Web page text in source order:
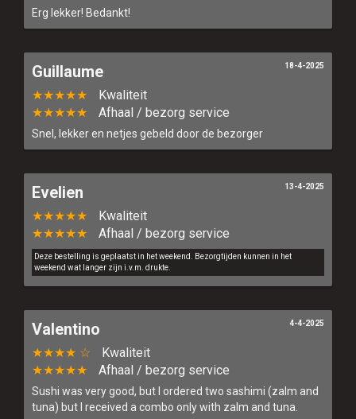
Erg lekker! Bedankt!
Guillaume
★★★★★
Kwaliteit
★★★★★
Afhaal / bezorg service
Snel, lekker en netjes gebeld door de bezorger
18-4-2025
Evelien
★★★★★
Kwaliteit
★★★★★
Afhaal / bezorg service
Deze bestelling is geplaatst in het weekend. Bezorgtijden kunnen in het
weekend wat langer zijn i.v.m. drukte.
13-4-2025
Valentino
★★★★ ☆
Kwaliteit
★★★★★
Afhaal / bezorg service
Sushi was very good, but I ordered two sashimi (zalm and
tuna) but I received a combo only with zalm and tuna.
4-4-2025